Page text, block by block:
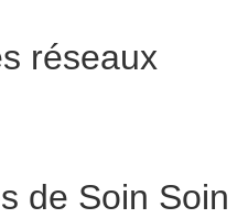
réseaux
de Soin Soin